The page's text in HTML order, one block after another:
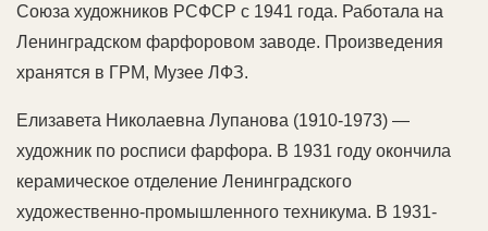
Союза художников РСФСР с 1941 года. Работала на
Ленинградском фарфоровом заводе. Произведения
хранятся в ГРМ, Музее ЛФЗ.
Елизавета Николаевна Лупанова (1910-1973) —
художник по росписи фарфора. В 1931 году окончила
керамическое отделение Ленинградского
художественно-промышленного техникума. В 1931-